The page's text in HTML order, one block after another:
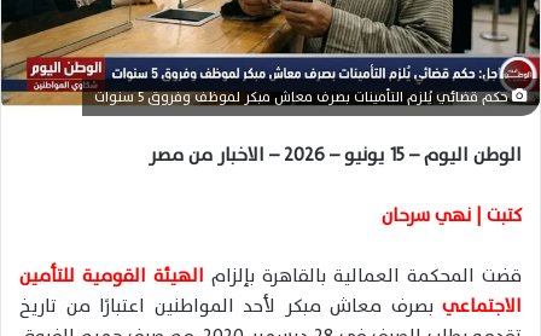
إ
ل
ك
ت
و
ي
حكم قضائي يُلزم التأمينات بصرف معاش مبكر لموظف وفروق 5 سنوات
الوطن اليوم – 15 يونيو – 2026 – الاخبار من مصر
كتبت | نهي سرحان
قضت المحكمة العمالية بالقاهرة بإلزام الهيئة القومية للتأمين
الاجتماعي بصرف معاش مبكر لأحد المواطنين اعتبارًا من تاريخ